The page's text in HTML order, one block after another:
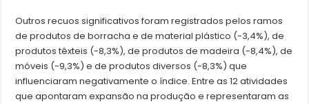
Outros recuos significativos foram registrados pelos ramos
de produtos de borracha e de material plástico (-3,4%), de
produtos têxteis (-8,3%), de produtos de madeira (-8,4%), de
móveis (-9,3%) e de produtos diversos (-8,3%) que
influenciaram negativamente o índice. Entre as 12 atividades
que apontaram expansão na produção e representaram as